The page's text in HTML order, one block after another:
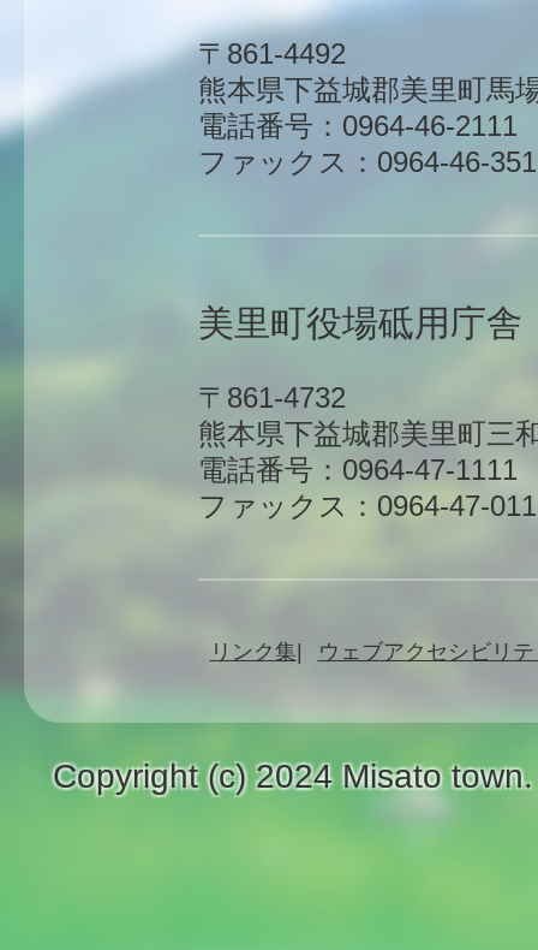
〒861-4492
熊本県下益城郡美里町馬
電話番号：0964-46-2111
ファックス：0964-46-
美里町役場砥用庁舎
〒861-4732
熊本県下益城郡美里町三
電話番号：0964-47-1111
ファックス：0964-47-
リンク集 ウェブアクセシビリ
Copyright (c) 2024 Misato